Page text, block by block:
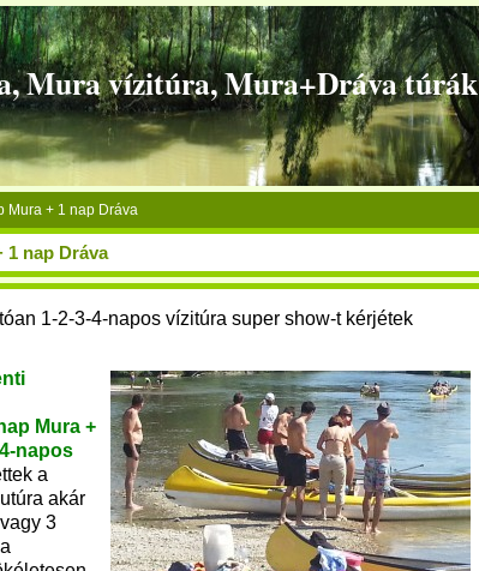
Mura vízitúra, Mura+Dráva túrák
Mura + 1 nap Dráva
1 nap Dráva
1-2-3-4-napos vízitúra super show-t kérjétek
Mura +
napos
a
akár
3